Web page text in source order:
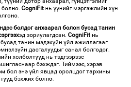
болно.CogniFit нь үүнийг мэргэжлийн хүн
болдог анхаарал болон бусад танин
эд зориулагдсан.CogniFit нь
танин мэдэхүйн үйл ажиллагааг
дасгалуудыг санал болгодог.
холболтууд нь тэдгээрээс
бэхждэг. Тиймээс, хэрэв
бол энэ үйл явцад оролцдог тархины
бэхжих болно.